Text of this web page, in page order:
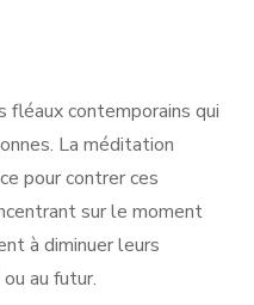
fléaux contemporains qui
La méditation
pour contrer ces
sur le moment
à diminuer leurs
au futur.